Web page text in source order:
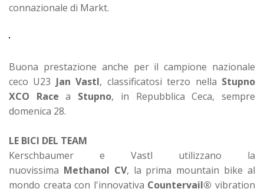
connazionale di Markt.
Buona prestazione anche per il campione nazionale
ceco U23 Jan Vastl, classificatosi terzo nella Stupno
XCO Race a Stupno, in Repubblica Ceca, sempre
domenica 28.
LE BICI DEL TEAM
Kerschbaumer e Vastl utilizzano la
nuovissima Methanol CV, la prima mountain bike al
mondo creata con l'innovativa Countervail® vibration